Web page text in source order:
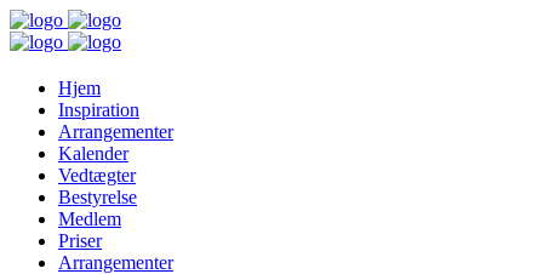
Hjem
Inspiration
Arrangementer
Kalender
Vedtægter
Bestyrelse
Medlem
Priser
Arrangementer